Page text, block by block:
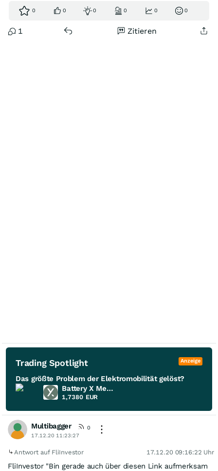
0 0 0 0 0 0
1 Zitieren
Trading Spotlight Anzeige
Das größte Problem der Elektromobilität gelöst?
Battery X Metals
1,7380 EUR
Multibagger
0
17.12.20 11:23:27
Antwort auf FliInvestor 17.12.20 09:16:22 Uhr
FliInvestor "Bin gerade auch über diesen Link aufmerksam